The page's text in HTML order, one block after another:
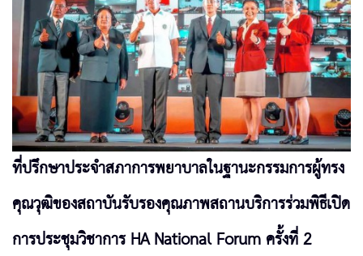
ที่ปรึกษาประจำสภาการพยาบาลในฐานะกรรมการผู้ทรง
คุณวุฒิของสถาบันรับรองคุณภาพสถานบริการร่วมพิธีเปิด
การประชุมวิชาการ HA National Forum ครั้งที่ 2